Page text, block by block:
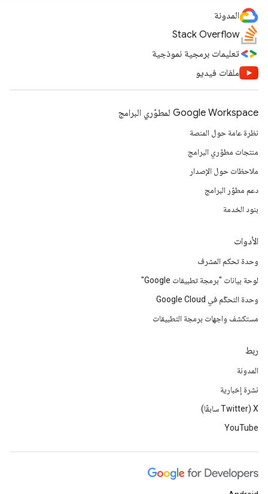
المدونة
Stack Overflow
تعليمات برمجية نموذجية
ملفات فيديو
Google Workspace لمطوّري البرامج
نظرة عامة حول المنصة
منتجات مطوّري البرامج
ملاحظات حول الإصدار
دعم مطوّر البرامج
بنود الخدمة
الأدوات
وحدة تحكم المشرف
لوحة بيانات "برمجة تطبيقات Google"
وحدة التحكّم في Google Cloud
مستكشف واجهات برمجة التطبيقات
ربط
المدونة
نشرة إخبارية
‫X ‏(Twitter سابقًا)
YouTube